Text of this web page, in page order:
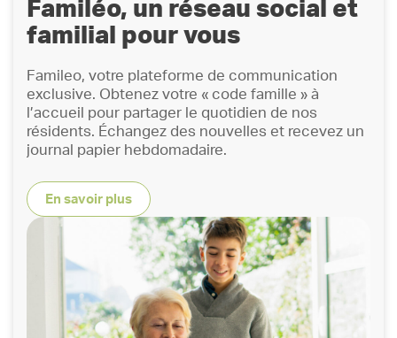
Familéo, un réseau social et
familial pour vous
Famileo, votre plateforme de communication
exclusive. Obtenez votre « code famille » à
l’accueil pour partager le quotidien de nos
résidents. Échangez des nouvelles et recevez un
journal papier hebdomadaire.
En savoir plus